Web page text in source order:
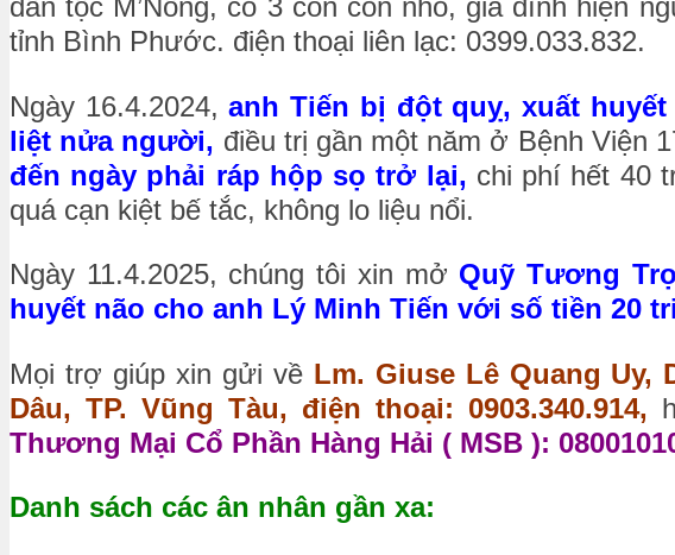
dân tộc M’Nông, có 3 con còn nhỏ, gia đình hiện
tỉnh Bình Phước. điện thoại liên lạc: 0399.033.832.
Ngày 16.4.2024,anh Tiến bị đột quỵ, xuất
liệt nửa người, điều trị gần một năm ở Bệnh Viện
đến ngày phải ráp hộp sọ trở lại, chi phí hết 40
quá cạn kiệt bế tắc, không lo liệu nổi.
Ngày 11.4.2025, chúng tôi xin mở Quỹ Tương
huyết não cho anh Lý Minh Tiến với số tiền 20
Mọi trợ giúp xin gửi về Lm. Giuse Lê Quang Uy,
Dâu, TP. Vũng Tàu, điện thoại: 0903.340.914,
Thương Mại Cổ Phần Hàng Hải ( MSB ):
Danh sách các ân nhân gần xa: